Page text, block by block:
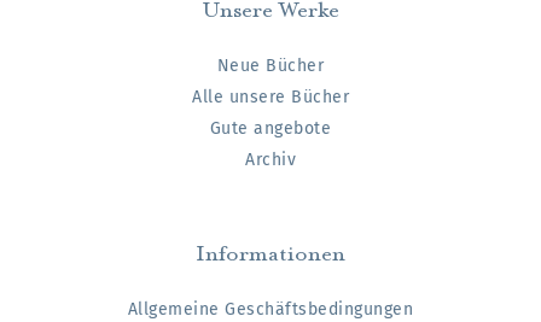
Unsere Werke
Neue Bücher
Alle unsere Bücher
Gute angebote
Archiv
Informationen
Allgemeine Geschäftsbedingungen